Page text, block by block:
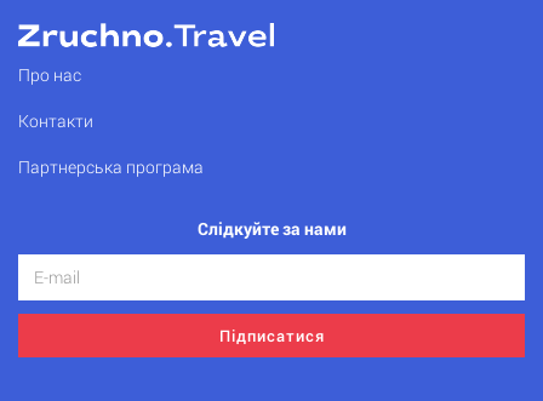
Про нас
Контакти
Партнерська програма
Слідкуйте за нами
Підписатися